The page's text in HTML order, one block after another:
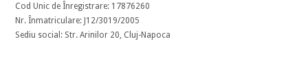
Cod Unic de Înregistrare: 17876260
Nr. Înmatriculare: J12/3019/2005
Sediu social: Str. Arinilor 20, Cluj-Napoca